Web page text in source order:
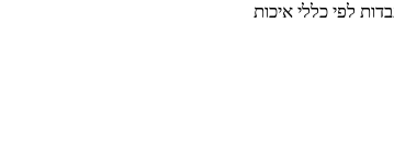
לפי כללי איכות